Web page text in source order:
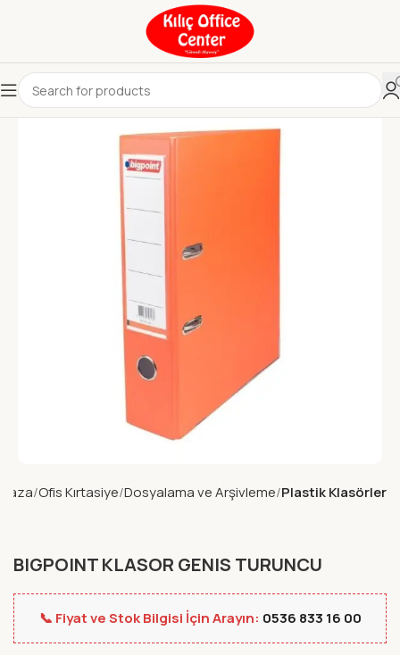
Ofis Kırtasiye Dosyalama ve Arşivleme Plastik Klasörler
BIGPOINT KLASOR GENIS TURUNCU
📞 Fiyat ve Stok Bilgisi İçin Arayın: 0536 833 16 00